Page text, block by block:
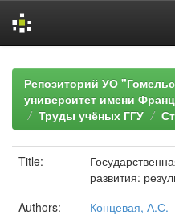
navigationРепозиторий УО
университет имени
Труды учёных ГГУ
Title:
развития:
Authors:
Концевая, А.С.